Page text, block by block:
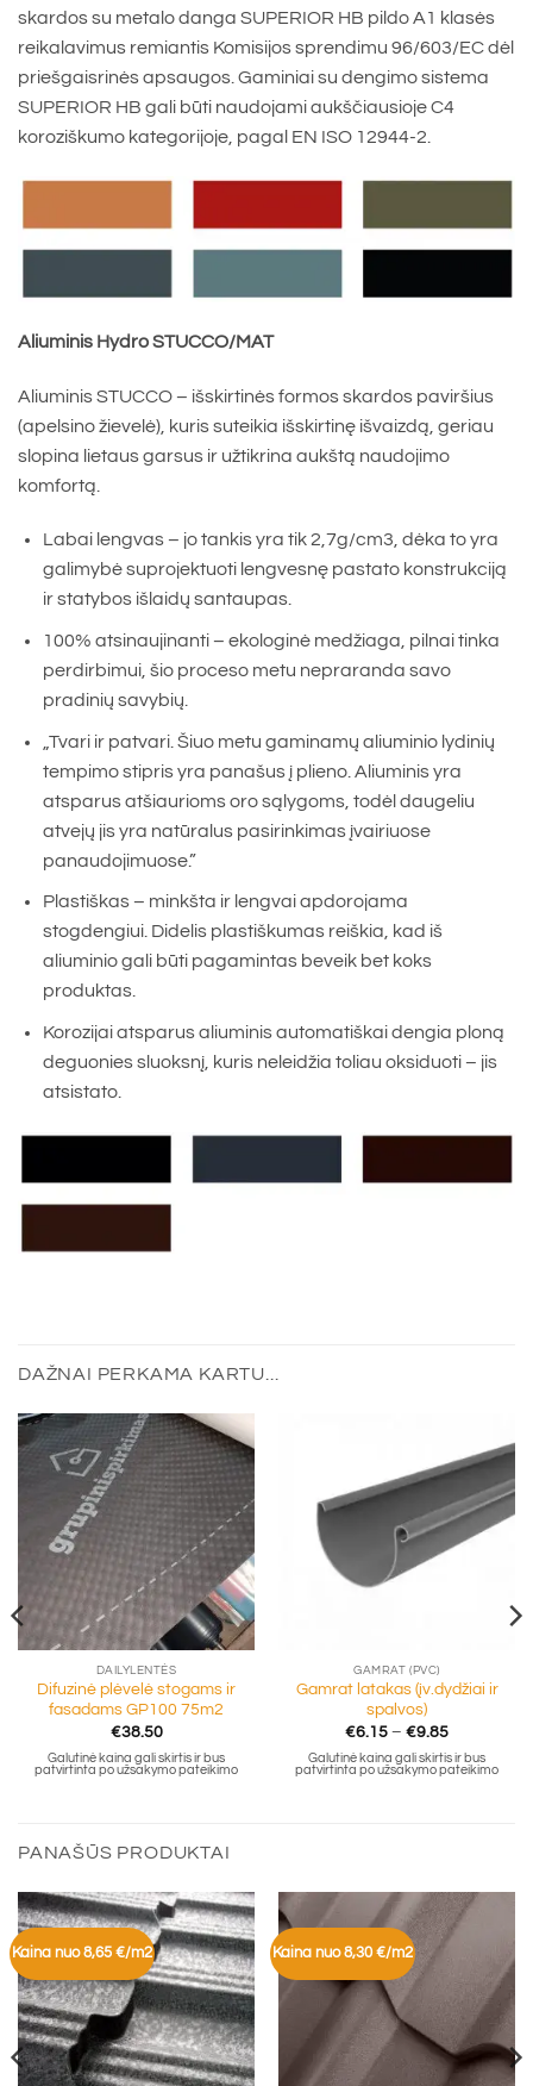
skardos su metalo danga SUPERIOR HB pildo A1 klasės
reikalavimus remiantis Komisijos sprendimu 96/603/EC dėl
priešgaisrinės apsaugos. Gaminiai su dengimo sistema
SUPERIOR HB gali būti naudojami aukščiausioje C4
koroziškumo kategorijoje, pagal EN ISO 12944-2.
Aliuminis Hydro STUCCO/MAT
Aliuminis STUCCO – išskirtinės formos skardos paviršius
(apelsino žievelė), kuris suteikia išskirtinę išvaizdą, geriau
slopina lietaus garsus ir užtikrina aukštą naudojimo
komfortą.
Labai lengvas – jo tankis yra tik 2,7g/cm3, dėka to yra
galimybė suprojektuoti lengvesnę pastato konstrukciją
ir statybos išlaidų santaupas.
100% atsinaujinanti – ekologinė medžiaga, pilnai tinka
perdirbimui, šio proceso metu nepraranda savo
pradinių savybių.
„Tvari ir patvari. Šiuo metu gaminamų aliuminio lydinių
tempimo stipris yra panašus į plieno. Aliuminis yra
atsparus atšiaurioms oro sąlygoms, todėl daugeliu
atvejų jis yra natūralus pasirinkimas įvairiuose
panaudojimuose.”
Plastiškas – minkšta ir lengvai apdorojama
stogdengiui. Didelis plastiškumas reiškia, kad iš
aliuminio gali būti pagamintas beveik bet koks
produktas.
Korozijai atsparus aliuminis automatiškai dengia ploną
deguonies sluoksnį, kuris neleidžia toliau oksiduoti – jis
atsistato.
DAŽNAI PERKAMA KARTU...
DAILYLENTĖS
Difuzinė plėvelė stogams ir
fasadams GP100 75m2
€38.50
Galutinė kaina gali skirtis ir bus
patvirtinta po užsakymo pateikimo
GAMRAT (PVC)
Gamrat latakas (įv.dydžiai ir
spalvos)
€6.15 – €9.85Price
€6.15
through
Galutinė kaina gali skirtis ir bus
patvirtinta po užsakymo pateikimo
PANAŠŪS PRODUKTAI
Kaina nuo 8,65 €/m2 Kaina nuo 8,30 €/m2